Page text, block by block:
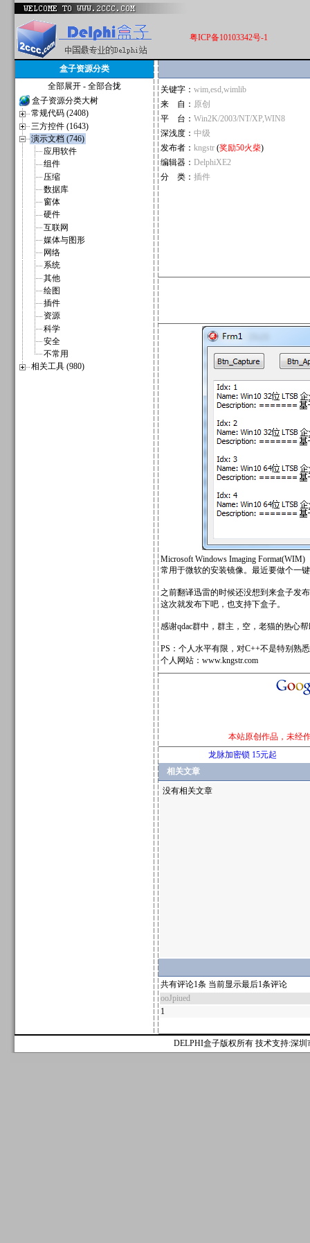
粤ICP备10103342号-1
盒子资源分类
全部展开 - 全部合拢
盒子资源分类大树
常规代码 (2408)
三方控件 (1643)
演示文档 (746)
应用软件
组件
压缩
数据库
窗体
硬件
互联网
媒体与图形
网络
系统
其他
绘图
插件
资源
科学
安全
不常用
相关工具 (980)
关键字： wim,esd,wimlib
来 自： 原创
平 台： Win2K/2003/NT/XP,WIN8
深浅度： 中级
发布者： kngstr (奖励50火柴)
编辑器： DelphiXE2
分 类： 插件
Microsoft Windows Imaging Format(WIM)
常用于微软的安装镜像。最近要做个一
之前翻译迅雷的时候还没想到来盒子发
这次就发布下吧，也支持下盒子。
感谢qdac群中，群主，空，老猫的热心
PS：个人水平有限，对C++不是特别熟
个人网站：www.kngstr.com
本站原创作品，未经
龙脉加密锁 15元起
相关文章
没有相关文章
共有评论1条 当前显示最后1条评论
ooJpiued
1
DELPHI盒子版权所有 技术支持:深